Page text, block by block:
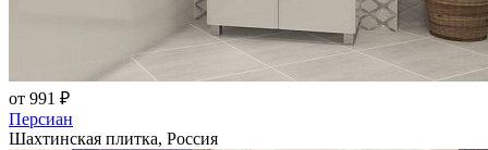
от 991 ₽
Персиан
Шахтинская плитка, Россия